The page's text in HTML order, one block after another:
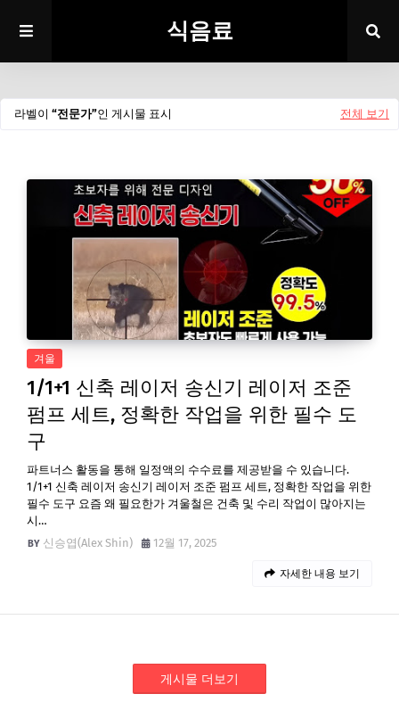
식음료
라벨이 전문가 인 게시물 표시 전체 보기
겨울
1/1+1 신축 레이저 송신기 레이저 조준
펌프 세트, 정확한 작업을 위한 필수 도
구
파트너스 활동을 통해 일정액의 수수료를 제공받을 수 있습니다.
1/1+1 신축 레이저 송신기 레이저 조준 펌프 세트, 정확한 작업을 위한
필수 도구 요즘 왜 필요한가 겨울철은 건축 및 수리 작업이 많아지는
시…
신승엽(Alex Shin)
12월 17, 2025
자세한 내용 보기
게시물 더보기